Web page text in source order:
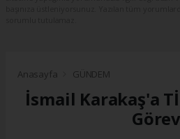
Anasayfa GÜNDEM
İsmail Karakaş'a
Görev